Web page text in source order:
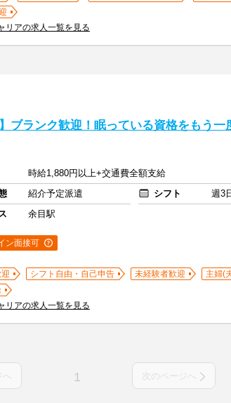
リアの求人一覧を見る
】ブランク歓迎！眠っている資格をもう
時給1,880円以上+交通費全額支給
紹介予定派遣 シフト
週3
余目駅
ン面接可
シフト自由・自己申告 未経験者歓迎
主婦(
リアの求人一覧を見る
へ 1 次のページへ